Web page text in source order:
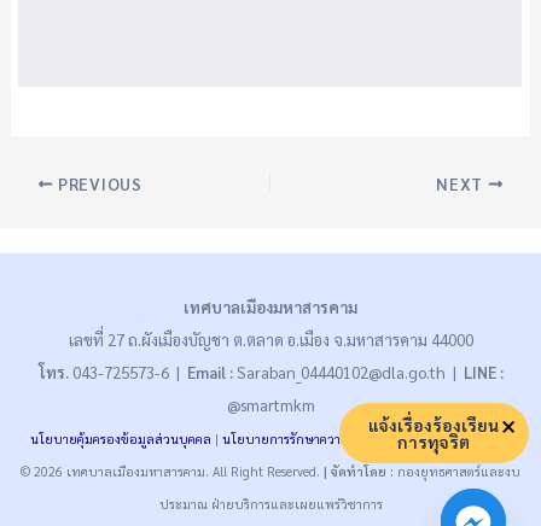
PREVIOUS NEXT
เทศบาลเมืองมหาสารคาม
เลขที่ 27 ถ.ผังเมืองบัญชา ต.ตลาด อ.เมือง จ.มหาสารคาม 44000
โทร.043-725573-6 | Email :Saraban_04440102@dla.go.th | LINE :
@smartmkm
นโยบายคุ้มครองข้อมูลส่วนบุคคล | นโยบายการรักษาความมั่นคงปลอดภัย|นโยบายคุกกี้
© 2026 เทศบาลเมืองมหาสารคาม. All Right Reserved. | จัดทำโดย : กองยุทธศาสตร์และงบ
ประมาณ ฝ่ายบริการและเผยแพร่วิชาการ
แจ้งเรื่องร้องเรียน
การทุจริต